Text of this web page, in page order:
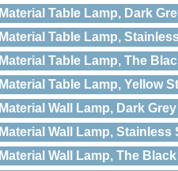
Material Table Lamp, Dark
Material Table Lamp,
Material Table Lamp, The
Material Table Lamp, Yellow
Material Wall Lamp, Dark
Material Wall Lamp, Stainless
Material Wall Lamp, The